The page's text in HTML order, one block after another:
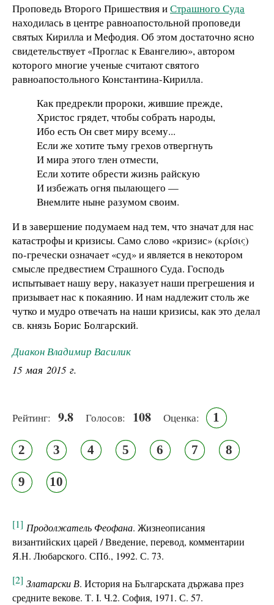
Проповедь Второго Пришествия иСтрашного Суда
находилась в центре равноапостольной проповеди
святых Кирилла и Мефодия. Об этом достаточно ясно
свидетельствует «Проглас к Евангелию», автором
которого многие ученые считают святого
равноапостольного Константина-Кирилла.
Как предрекли пророки, жившие прежде,
Христос грядет, чтобы собрать народы,
Ибо есть Он свет миру всему...
Если же хотите тьму грехов отвергнуть
И мира этого тлен отмести,
Если хотите обрести жизнь райскую
И избежать огня пылающего —
Внемлите ныне разумом своим.
И в завершение подумаем над тем, что значат для нас
катастрофы и кризисы. Само слово «кризис» (κρίσις)
по-гречески означает «суд» и является в некотором
смысле предвестием Страшного Суда. Господь
испытывает нашу веру, наказует наши прегрешения и
призывает нас к покаянию. И нам надлежит столь же
чутко и мудро отвечать на наши кризисы, как это делал
св. князь Борис Болгарский.
Диакон Владимир Василик
15 мая 2015 г.
Рейтинг: 9.8 Голосов: 108 Оценка: 1
2 3 4 5 6 7 8
9 10
[1] Продолжатель Феофана. Жизнеописания
византийских царей / Введение, перевод, комментарии
Я.Н. Любарского. СПб., 1992. С. 73.
[2] Златарски В. История на Българската държава през
средните векове. Т. I. Ч.2. София, 1971. С. 57.